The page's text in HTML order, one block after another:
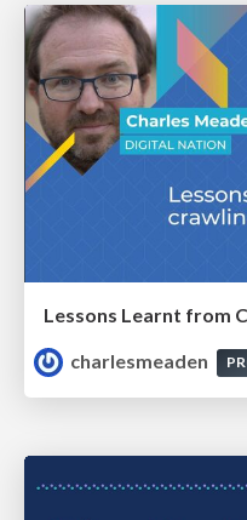
Lessons Learnt from
charlesmeaden